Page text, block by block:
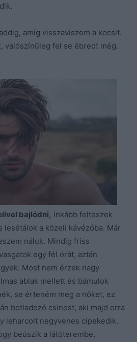
amíg visszaviszem a kocsit.
valószínűleg fel se ébredt még.
bajlódni, inkább felteszek
lesétálok a közeli kávézóba. Már
náluk. Mindig friss
egy fél órát, aztán
Most nem érzek nagy
ablak mellett és bámulok
se érteném meg a nőket, ez
botladozó csinost, aki majd orra
leharcolt negyvenes cipekedik.
beúszik a látóterembe,